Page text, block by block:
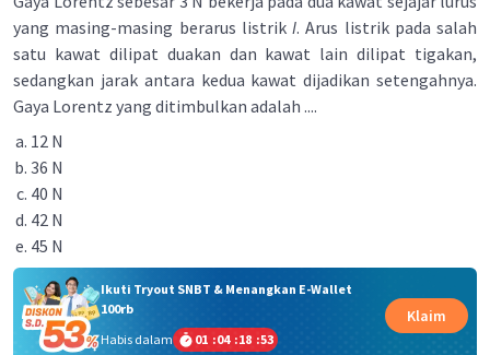
yang masing-masing berarus listrik I. Arus listrik pada salah
satu kawat dilipat duakan dan kawat lain dilipat tigakan,
sedangkan jarak antara kedua kawat dijadikan setengahnya.
Gaya Lorentz yang ditimbulkan adalah ....
12 N
36 N
40 N
42 N
45 N
Ikuti Tryout SNBT & Menangkan E-Wallet
100rb
Habis dalam
01 :04 :18 :53
Klaim